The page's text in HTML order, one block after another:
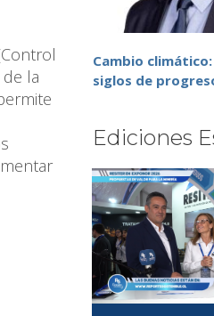
la
Cambio
siglos de
Ediciones